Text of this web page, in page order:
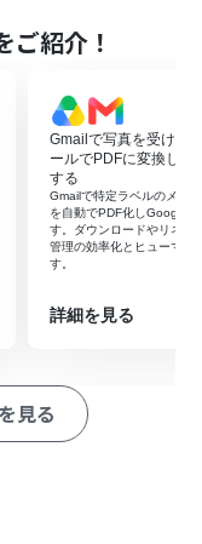
し、「特定のフォ
作成されたら」と
の「ファイルを
します。
任意の画像やPDF
ウンロードしたファ
Teamsの「チャネ
特定の項目のみを
ご紹介！
Gmailで写真を受け取
ールでPDFに変換し
する
Gmailで特定ラベルのメー
を自動でPDF化しGoogle
す。ダウンロードやリネー
管理の効率化とヒューマン
す。
詳細を見る
見る